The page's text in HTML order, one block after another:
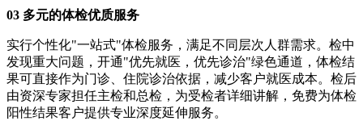
03 多元的体检优质服务
实行个性化"一站式"体检服务，满足不同层次人群需求。检中
发现重大问题，开通"优先就医，优先诊治"绿色通道，体检结
果可直接作为门诊、住院诊治依据，减少客户就医成本。检后
由资深专家担任主检和总检，为受检者详细讲解，免费为体检
阳性结果客户提供专业深度延伸服务。